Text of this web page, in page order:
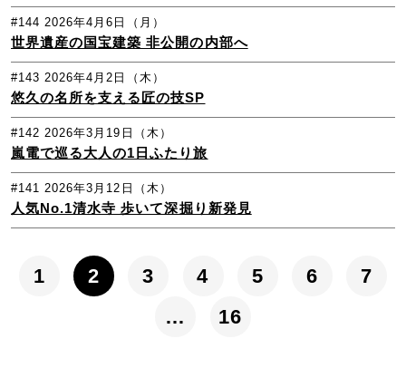
#144 2026年4月6日（月）
世界遺産の国宝建築 非公開の内部へ
#143 2026年4月2日（木）
悠久の名所を支える匠の技SP
#142 2026年3月19日（木）
嵐電で巡る大人の1日ふたり旅
#141 2026年3月12日（木）
人気No.1清水寺 歩いて深掘り新発見
1 2 3 4 5 6
7
…
16